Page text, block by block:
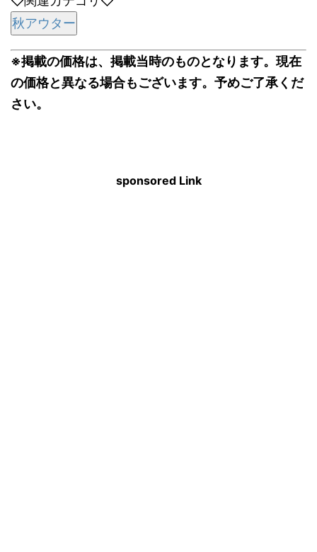
秋アウター
※掲載の価格は、掲載当時のものとなります。現在
の価格と異なる場合もございます。予めご了承くだ
さい。
sponsored Link